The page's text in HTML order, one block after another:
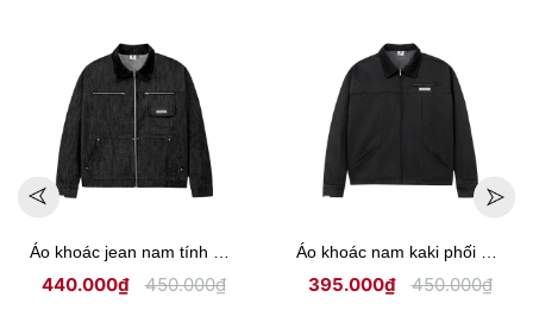
450.000₫ 450.000₫